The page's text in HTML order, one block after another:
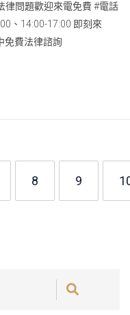
律問題歡迎來電免費 #電話
、14:00-17:00 即刻來
免費法律諮詢
8 9